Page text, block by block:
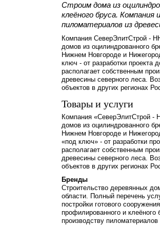
Строим дома из
клеёного бруса.
пиломатериалов из
Компания СеверЭлитСтрой -
домов из оцилиндрованного
Нижнем Новгороде и
ключ - от разработки проекта
располагает собственным
древесины северного леса.
объектов в других регионах
Товары и услуги
Компания «СеверЭлитСтрой -
домов из оцилиндрованного
Нижнем Новгороде и
«под ключ» - от разработки
располагает собственным
древесины северного леса.
объектов в других регионах
Бренды
Строительство деревянных
области. Полный перечень
постройки готового
профилированного и
производству